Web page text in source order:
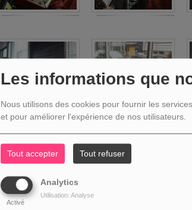
Les informations que
Nous utilisons des cookies pour fournir les
et pour améliorer l'expérience de nos utilisateurs.
Tout accepter Tout refuser
Analytics
Activé
Utilisation: Analyse